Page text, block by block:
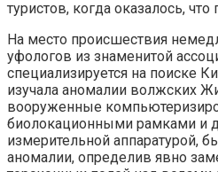
туристов, когда оказалось,
На место происшествия
уфологов из знаменитой
специализируется на поиске
изучала аномалии волжских
вооруженные
биолокационными рамками и
измерительной аппаратурой,
аномалии, определив явно